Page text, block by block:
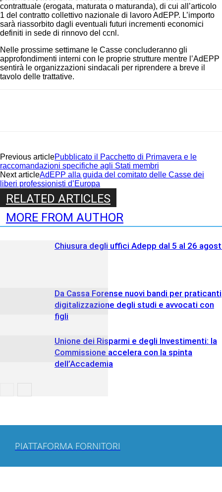
contrattuale (erogata, maturata o maturanda), di cui all’articolo
1 del contratto collettivo nazionale di lavoro AdEPP. L’importo
sarà riassorbito dagli eventuali futuri incrementi economici
definiti in sede di rinnovo del ccnl.
Nelle prossime settimane le Casse concluderanno gli
approfondimenti interni con le proprie strutture mentre l’AdEPP
sentirà le organizzazioni sindacali per riprendere a breve il
tavolo delle trattative.
Previous articlePubblicato il Pacchetto di Primavera e le
raccomandazioni specifiche agli Stati membri
Next articleAdEPP alla guida del comitato delle Casse dei
liberi professionisti d’Europa
RELATED ARTICLES
MORE FROM AUTHOR
Chiusura degli uffici Adepp dal 5 al 26
Da Cassa Forense nuovi bandi per
digitalizzazione degli studi e avvocati con
figli
Unione dei Risparmi e degli Investimenti: la
Commissione accelera con la spinta
dell’Accademia
PIATTAFORMA FORNITORI